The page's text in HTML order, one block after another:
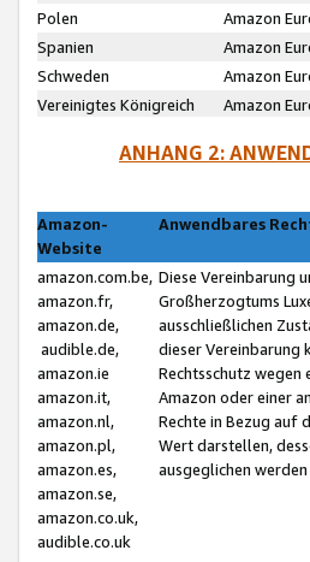
Polen
Amazon
Spanien
Amazon
Schweden
Amazon
Vereinigtes Königreich
Amazon
ANHANG 2:
Amazon-
Website
Anwendbares
amazon.com.be,
amazon.fr,
amazon.de,
audible.de,
amazon.ie
amazon.it,
amazon.nl,
amazon.pl,
amazon.es,
amazon.se,
amazon.co.uk,
audible.co.uk
Diese Vereinbarung
Großherzogtums
ausschließlichen
dieser Vereinbarung
Rechtsschutz
Amazon oder einer
Rechte in Bezug auf
Wert darstellen,
ausgeglichen werden